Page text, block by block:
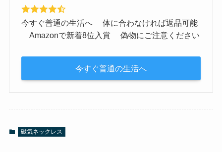
今すぐ普通の生活へ 体に合わなければ返品可能
Amazonで新着8位入賞 偽物にご注意ください
今すぐ普通の生活へ
磁気ネックレス